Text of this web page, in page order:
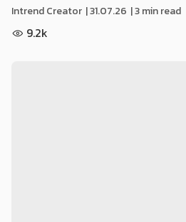
Intrend Creator |31.07.26 | 3 min read
9.2k